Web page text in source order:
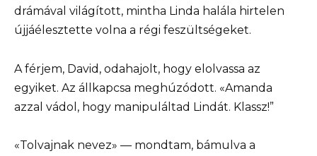
drámával világított, mintha Linda halála hirtelen
újjáélesztette volna a régi feszültségeket.
A férjem, David, odahajolt, hogy elolvassa az
egyiket. Az állkapcsa meghúzódott. «Amanda
azzal vádol, hogy manipuláltad Lindát. Klassz!”
«Tolvajnak nevez» — mondtam, bámulva a